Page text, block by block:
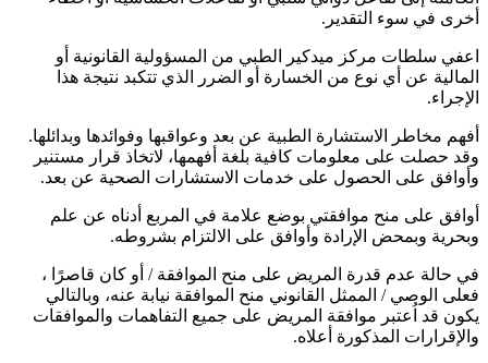
أخرى في سوء التقدير.
اعفي سلطات مركز ميدكير الطبي من المسؤولية القانونية أو
المالية عن أي نوع من الخسارة أو الضرر الذي تتكبد نتيجة هذا
الإجراء.
أفهم مخاطر الاستشارة الطبية عن بعد وعواقبها وفوائدها وبدائلها.
وقد حصلت على معلومات كافية بلغة أفهمها، لاتخاذ قرار مستنير
وأوافق على الحصول على خدمات الاستشارات الصحية عن بعد.
أوافق على منح موافقتي بوضع علامة في المربع أدناه عن علم
وبحرية وبمحض الإرادة وأوافق على الالتزام بشروطه.
في حالة عدم قدرة المريض على منح الموافقة / أو كان قاصرًا ،
فعلى الوصي / الممثل القانوني منح الموافقة نيابة عنه، وبالتالي
يكون قد اُعتبر موافقة المريض على جميع التفاهمات والموافقات
والإقرارات المذكورة أعلاه.